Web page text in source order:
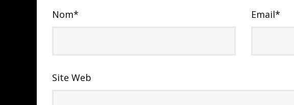
Nom* Email*
Site Web